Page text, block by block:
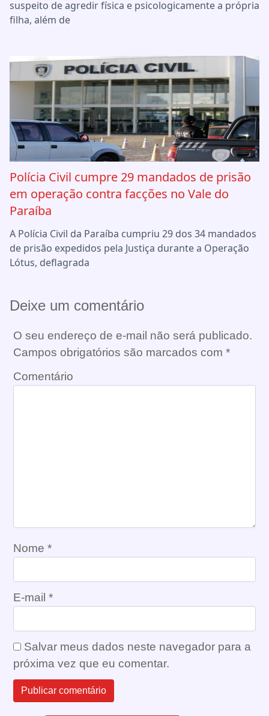
suspeito de agredir física e psicologicamente a própria
filha, além de
Polícia Civil cumpre 29 mandados de prisão
em operação contra facções no Vale do
Paraíba
A Polícia Civil da Paraíba cumpriu 29 dos 34 mandados
de prisão expedidos pela Justiça durante a Operação
Lótus, deflagrada
Deixe um comentário
O seu endereço de e-mail não será publicado.
Campos obrigatórios são marcados com *
Comentário
Nome *
E-mail *
Salvar meus dados neste navegador para a
próxima vez que eu comentar.